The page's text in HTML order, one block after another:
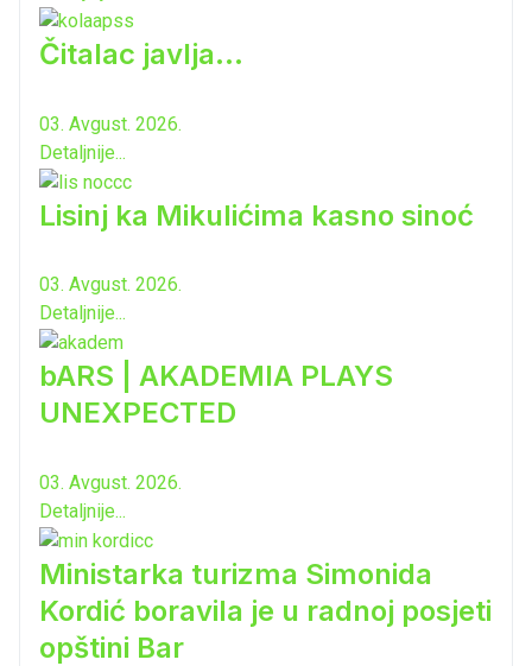
Čitalac javlja...
03. Avgust. 2026.
Detaljnije...
Lisinj ka Mikulićima kasno sinoć
03. Avgust. 2026.
Detaljnije...
bARS | AKADEMIA PLAYS
UNEXPECTED
03. Avgust. 2026.
Detaljnije...
Ministarka turizma Simonida
Kordić boravila je u radnoj posjeti
opštini Bar